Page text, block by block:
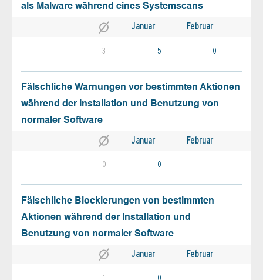
als Malware während eines Systemscans
Januar Februar
3 5 0
Fälschliche Warnungen vor bestimmten Aktionen
während der Installation und Benutzung von
normaler Software
Januar Februar
0 0
Fälschliche Blockierungen von bestimmten
Aktionen während der Installation und
Benutzung von normaler Software
Januar Februar
1 0